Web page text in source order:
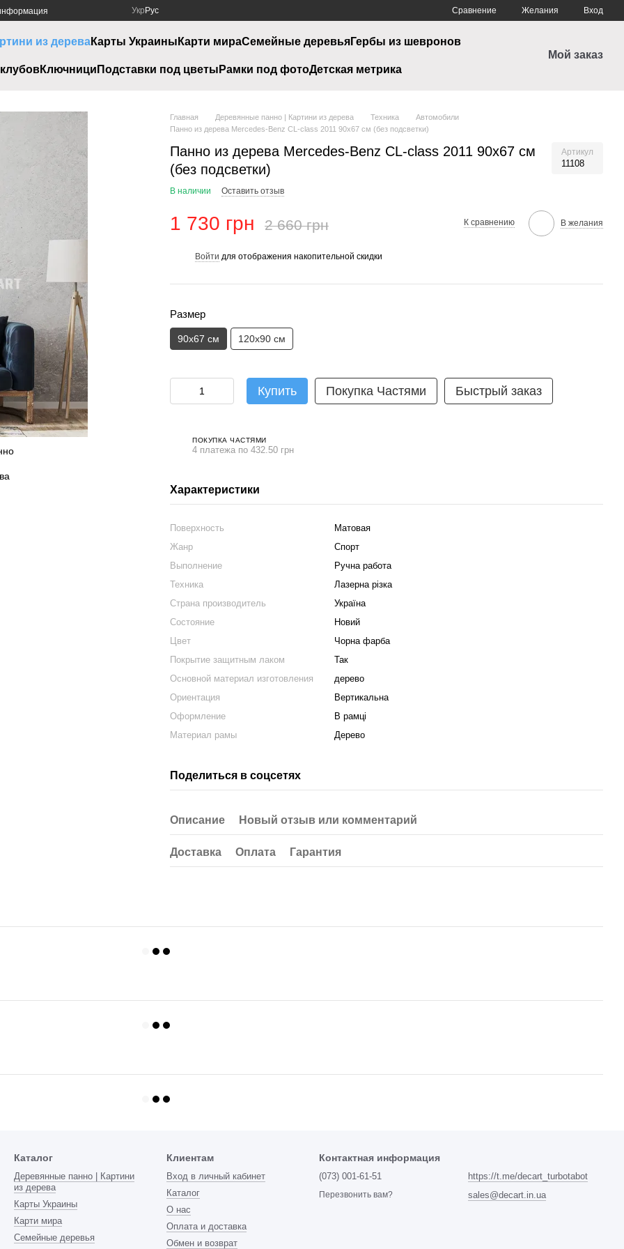
Укр Рус Сравнение Желания Вход
из дереваКарты Украины Карти мираСемейные деревьяГербы из шевронов
Ключници Подставки под цветы Рамки под фотоДетская метрика
Мой заказ
Главная Деревянные панно | Картини из дерева Техника
Автомобили
Панно из дерева Mercedes-Benz CL-class 2011 90х67 см (без подсветки)
Панно из дерева Mercedes-Benz CL-class 2011 90х67 см
(без подсветки)
Артикул
11108
В наличии Оставить отзыв
1 730 грн 2 660 грн К сравнению В желания
Войти для отображения накопительной скидки
Размер
90х67 см 120х90 см
Купить Покупка Частями Быстрый заказ
ПОКУПКА ЧАСТЯМИ
4 платежа по 432.50 грн
Характеристики
Поверхность
Матовая
Жанр
Спорт
Выполнение
Ручна работа
Техника
Лазерна різка
Страна производитель
Україна
Состояние
Новий
Цвет
Чорна фарба
Покрытие защитным лаком
Так
Основной материал изготовления
дерево
Ориентация
Вертикальна
Оформление
В рамці
Материал рамы
Дерево
Поделиться в соцсетях
Описание Новый отзыв или комментарий
Доставка Оплата Гарантия
Каталог
Деревянные панно | Картини
из дерева
Карты Украины
Карти мира
Семейные деревья
Клиентам
Вход в личный кабинет
Каталог
О нас
Оплата и доставка
Обмен и возврат
Контактная информация
(073) 001-61-51
Перезвонить вам?
https://t.me/decart_turbotabot
sales@decart.in.ua